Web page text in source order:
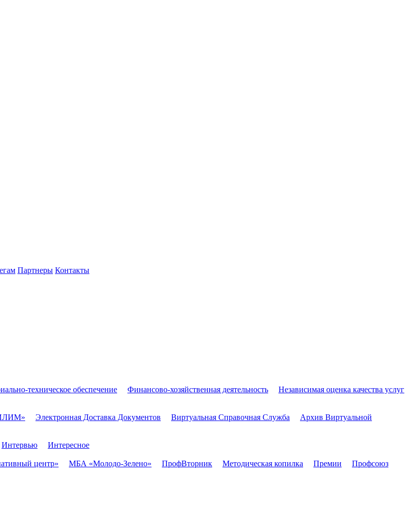
Партнеры Контакты
техническое обеспечение Финансово-хозяйственная деятельность
Независимая оценка качества услуг
Электронная Доставка Документов Виртуальная Справочная Служба
Архив Виртуальной
Интервью
Интересное
центр» МБА «Молодо-Зелено» ПрофВторник Методическая копилка Премии
Профсоюз